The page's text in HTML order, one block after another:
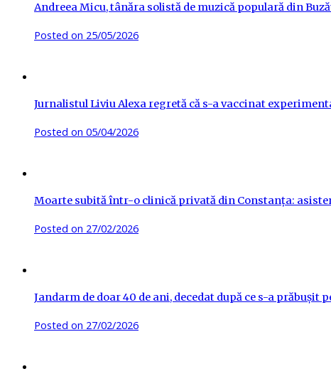
Andreea Micu, tânăra solistă de muzică populară din
Posted on 25/05/2026
Jurnalistul Liviu Alexa regretă că s-a vaccinat
Posted on 05/04/2026
Moarte subită într-o clinică privată din Constanța:
Posted on 27/02/2026
Jandarm de doar 40 de ani, decedat după ce s-a prăbușit
Posted on 27/02/2026